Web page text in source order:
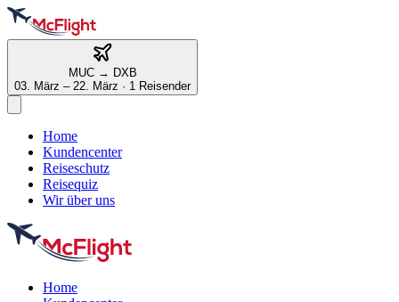
MUC→ DXB
03. März – 22. März · 1 Reisender
Home
Kundencenter
Reiseschutz
Reisequiz
Wir über uns
Home